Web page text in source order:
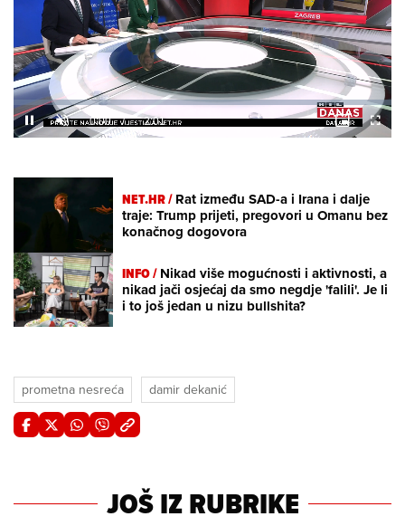
Unmute /
Loaded:
11.71%
NET.HR /Rat između SAD-a i Irana i dalje
traje: Trump prijeti, pregovori u Omanu bez
konačnog dogovora
INFO /Nikad više mogućnosti i aktivnosti, a
nikad jači osjećaj da smo negdje 'falili'. Je li
i to još jedan u nizu bullshita?
prometna nesreća damir dekanić
JOŠ IZ RUBRIKE